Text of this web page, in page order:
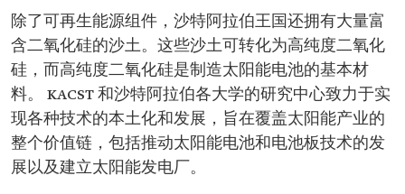
除了可再生能源组件，沙特阿拉伯王国还拥有大量富
含二氧化硅的沙土。这些沙土可转化为高纯度二氧化
硅，而高纯度二氧化硅是制造太阳能电池的基本材
料。 KACST 和沙特阿拉伯各大学的研究中心致力于实
现各种技术的本土化和发展，旨在覆盖太阳能产业的
整个价值链，包括推动太阳能电池和电池板技术的发
展以及建立太阳能发电厂。